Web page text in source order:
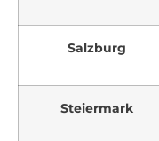
Salzburg
Steiermark